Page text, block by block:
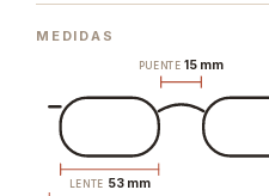
MEDIDAS
PUENTE 15 mm
LENTE 53 mm